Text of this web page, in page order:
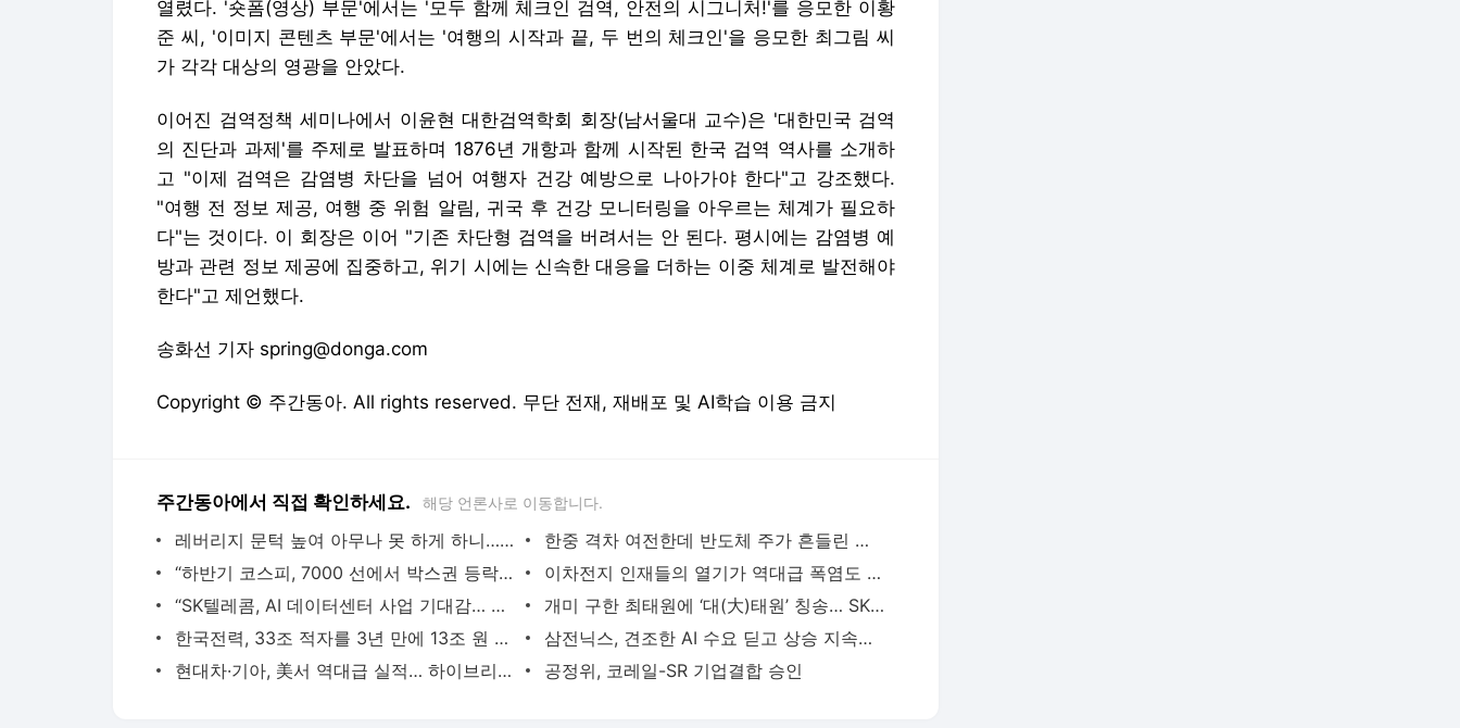
열렸다. '숏폼(영상) 부문'에서는 '모두 함께 체크인 검역, 안전의 시그니처!'를 응모한 이황
준 씨, '이미지 콘텐츠 부문'에서는 '여행의 시작과 끝, 두 번의 체크인'을 응모한 최그림 씨
가 각각 대상의 영광을 안았다.
이어진 검역정책 세미나에서 이윤현 대한검역학회 회장(남서울대 교수)은 '대한민국 검역
의 진단과 과제'를 주제로 발표하며 1876년 개항과 함께 시작된 한국 검역 역사를 소개하
고 "이제 검역은 감염병 차단을 넘어 여행자 건강 예방으로 나아가야 한다"고 강조했다.
"여행 전 정보 제공, 여행 중 위험 알림, 귀국 후 건강 모니터링을 아우르는 체계가 필요하
다"는 것이다. 이 회장은 이어 "기존 차단형 검역을 버려서는 안 된다. 평시에는 감염병 예
방과 관련 정보 제공에 집중하고, 위기 시에는 신속한 대응을 더하는 이중 체계로 발전해야
한다"고 제언했다.
송화선 기자 spring@donga.com
Copyright © 주간동아. All rights reserved. 무단 전재, 재배포 및 AI학습 이용 금지
주간동아에서 직접 확인하세요. 해당 언론사로 이동합니다.
레버리지 문턱 높여 아무나 못 하게 하니… 더 사고 싶게 만든 효과
한중 격차 여전한데 반도체 주가 흔들린 이유… 기술보다 무서운 ‘과점 균열’ 공포
“하반기 코스피, 7000 선에서 박스권 등락 전망… 반도체는 공급 증가 선반영 주시해야”
이차전지 인재들의 열기가 역대급 폭염도 날렸다… ‘2026 K-배터리 청소년 아카데미’ 개최
“SK텔레콤, AI 데이터센터 사업 기대감… 주가 20% 이상 상승 전망”
개미 구한 최태원에 ‘대(大)태원’ 칭송… SK하이닉스 주가 급반등에 불씨
한국전력, 33조 적자를 3년 만에 13조 원 흑자로 급반전… 포브스 순위 428계단 껑충
삼전닉스, 견조한 AI 수요 딛고 상승 지속할까
현대차·기아, 美서 역대급 실적… 하이브리드 판매 52% 늘어
공정위, 코레일-SR 기업결합 승인